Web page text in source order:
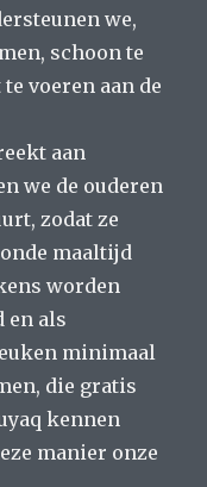
we,
schoon te
voeren aan de
aan
we de ouderen
zodat ze
maaltijd
worden
en als
minimaal
die gratis
kennen
manier onze